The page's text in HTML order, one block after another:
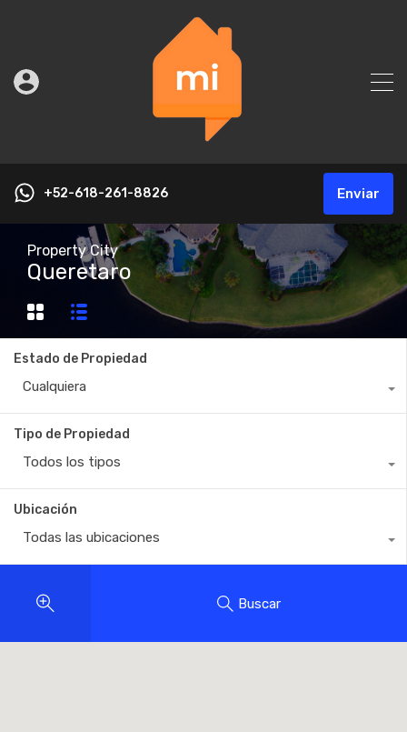
+52-618-261-8826 Enviar
Property City
Queretaro
Estado de Propiedad
Cualquiera
Tipo de Propiedad
Todos los tipos
Ubicación
Todas las ubicaciones
Buscar